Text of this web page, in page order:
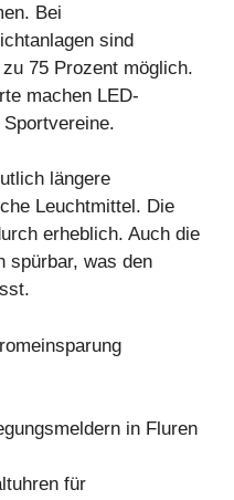
Bei
sind
75 Prozent möglich.
machen LED-
längere
Leuchtmittel. Die
erheblich. Auch die
spürbar, was den
in Fluren
für